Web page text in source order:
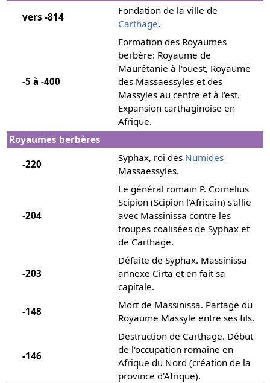
vers -814
Fondation de la ville de
Carthage.
-5 à -400
Formation des Royaumes
berbère: Royaume de
Maurétanie à l'ouest, Royaume
des Massaessyles et des
Massyles au centre et à l'est.
Expansion carthaginoise en
Afrique.
Royaumes berbères
-220
Syphax, roi des Numides
Massaessyles.
-204
Le général romain P. Cornelius
Scipion (Scipion l'Africain) s'allie
avec Massinissa contre les
troupes coalisées de Syphax et
de Carthage.
-203
Défaite de Syphax. Massinissa
annexe Cirta et en fait sa
capitale.
-148
Mort de Massinissa. Partage du
Royaume Massyle entre ses fils.
-146
Destruction de Carthage. Début
de l'occupation romaine en
Afrique du Nord (création de la
province d'Afrique).